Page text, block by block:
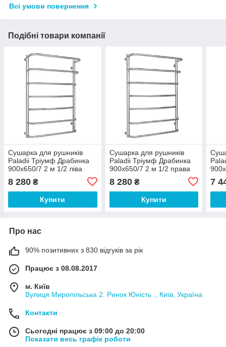
Всі умови повернення
Подібні товари компанії
Сушарка для рушників
Paladii Тріумф Драбинка
900х650/7 2 м 1/2 ліва
8 280 ₴
Купити
Сушарка для рушників
Paladii Тріумф Драбинка
900х650/7 2 м 1/2 права
8 280₴
Купити
7
Про нас
90% позитивних з 830 відгуків за рік
Працює з 08.08.2017
м. Київ
Вулиця Миропільська 2. Ринок Юність ., Київ, Україна
Контакти
Сьогодні працює з 09:00 до 20:00
Показати весь графік роботи